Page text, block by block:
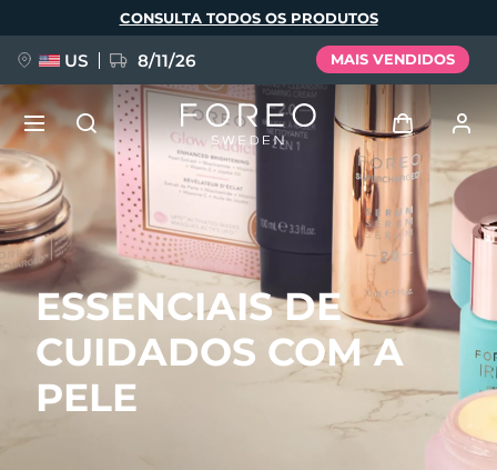
principal
ESSENCIAIS DE
CUIDADOS COM A
PELE
CONSULTA TODOS OS PRODUTOS
US 8/11/26 MAIS VENDIDOS
Entrar
Perfil de usuário
Meus aparelhos
Meus pedidos
Meus endereços
NOVIDADE
FAQ™ Pure Beauty-Tech Elixir
BREAKING NEWS
Idioma
English Deutsch
Español
Français
Italiano
Português
Polski
Русский
繁體中文